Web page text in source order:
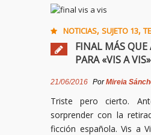
NOTICIAS, SUJETO 13,
FINAL MÁS QUE
PARA «VIS A VIS»
21/06/2016 PorMireia
Triste pero cierto.
sorprender con la
ficción española. Vis a